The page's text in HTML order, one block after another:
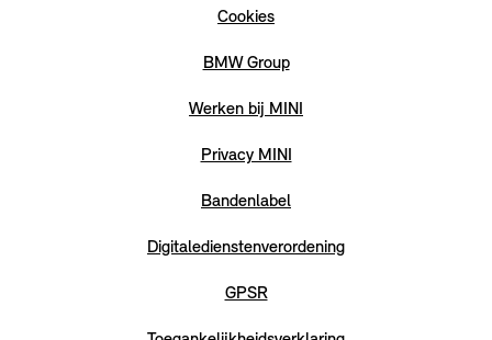
Cookies
BMW Group
Werken bij MINI
Privacy MINI
Bandenlabel
Digitaledienstenverordening
GPSR